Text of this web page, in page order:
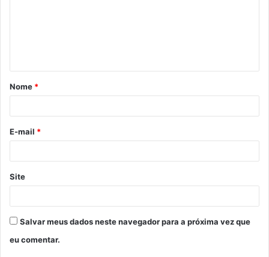
á
r
*
Nome *
E-mail *
Site
Salvar meus dados neste navegador para a próxima vez que
eu comentar.